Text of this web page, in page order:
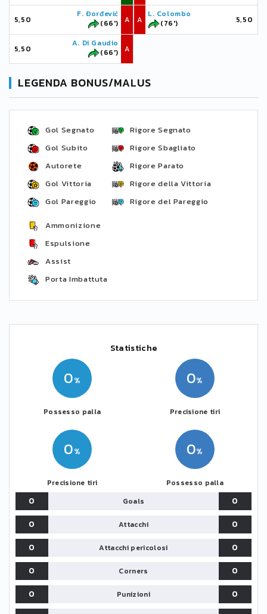
5,50
F. Đorđević
(66')
A
5,50
A. Di Gaudio
(66')
A
A
L. Colombo
(76')
5,50
LEGENDA BONUS/MALUS
Gol Segnato
Gol Subito
Autorete
Gol Vittoria
Gol Pareggio
Rigore Segnato
Rigore Sbagliato
Rigore Parato
Rigore della Vittoria
Rigore del Pareggio
Ammonizione
Espulsione
Assist
Porta Imbattuta
Statistiche
0
Possesso palla
0
Precisione tiri
0
Possesso palla
0
Precisione tiri
0 Goals
0
0
Attacchi
0
0
Attacchi pericolosi
0
0
Corners
0
0
Punizioni
0